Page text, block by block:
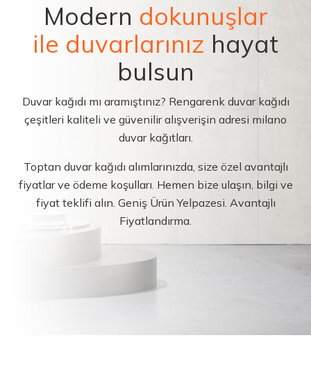
Modern dokunuşlar
ile duvarlarınız hayat
bulsun
Duvar kağıdı mı aramıştınız? Rengarenk duvar kağıdı
çeşitleri kaliteli ve güvenilir alışverişin adresi milano
duvar kağıtları.
Toptan duvar kağıdı alımlarınızda, size özel avantajlı
fiyatlar ve ödeme koşulları. Hemen bize ulaşın, bilgi ve
fiyat teklifi alın. Geniş Ürün Yelpazesi. Avantajlı
Fiyatlandırma.